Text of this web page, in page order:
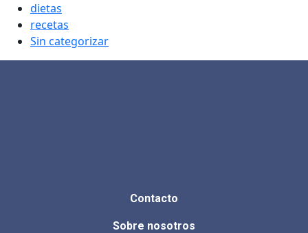
dietas
recetas
Sin categorizar
Contacto
Sobre nosotros